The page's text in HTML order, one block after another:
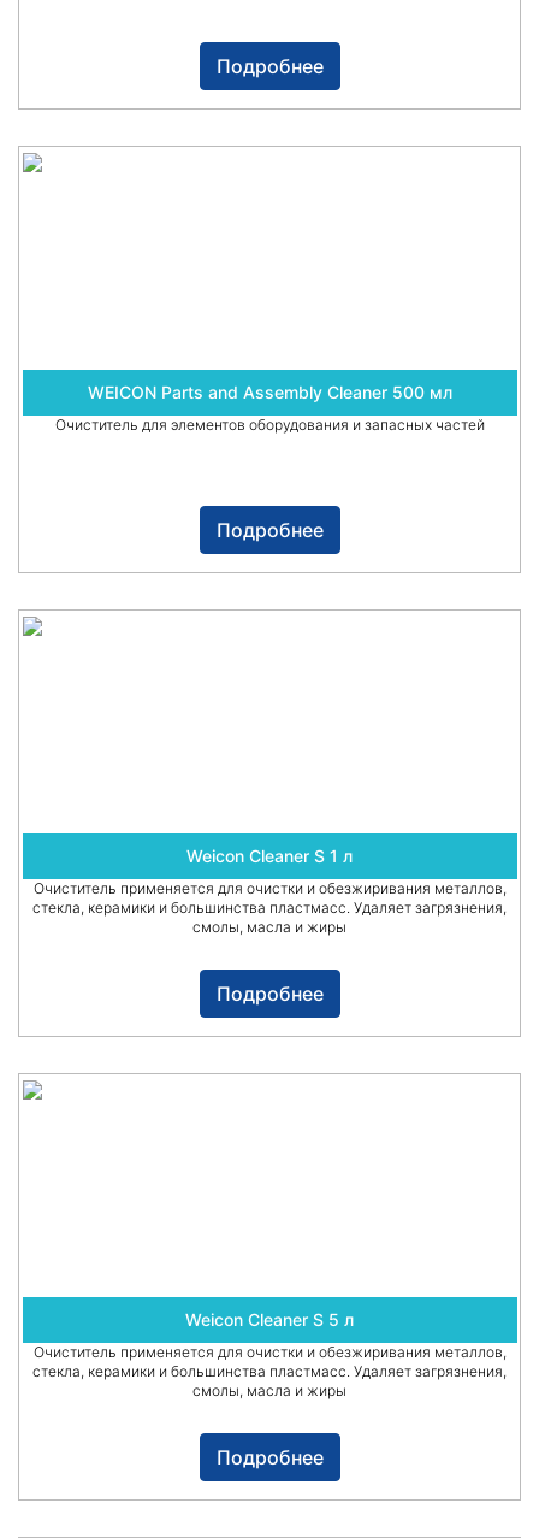
Подробнее
WEICON Parts and Assembly Cleaner 500 мл
Очиститель для элементов оборудования и запасных частей
Подробнее
Weicon Cleaner S 1 л
Очиститель применяется для очистки и обезжиривания металлов,
стекла, керамики и большинства пластмасс. Удаляет загрязнения,
смолы, масла и жиры
Подробнее
Weicon Cleaner S 5 л
Очиститель применяется для очистки и обезжиривания металлов,
стекла, керамики и большинства пластмасс. Удаляет загрязнения,
смолы, масла и жиры
Подробнее